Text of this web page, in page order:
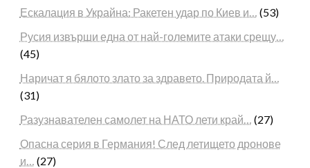
Ескалация в Украйна: Ракетен удар по Киев и… (53)
Русия извърши една от най-големите атаки срещу…
(45)
Наричат я бялото злато за здравето. Природата й…
(31)
Разузнавателен самолет на НАТО лети край… (27)
Опасна серия в Германия! След летището дронове
и… (27)